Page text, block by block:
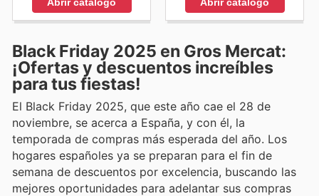
Black Friday 2025 en Gros Mercat:
¡Ofertas y descuentos increíbles
para tus fiestas!
El Black Friday 2025, que este año cae el 28 de
noviembre, se acerca a España, y con él, la
temporada de compras más esperada del año. Los
hogares españoles ya se preparan para el fin de
semana de descuentos por excelencia, buscando las
mejores oportunidades para adelantar sus compras